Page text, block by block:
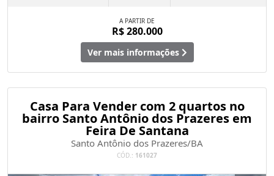
A PARTIR DE
R$ 280.000
Ver mais informações
Casa Para Vender com 2 quartos no
bairro Santo Antônio dos Prazeres em
Feira De Santana
Santo Antônio dos Prazeres/BA
CÓD.: 161027